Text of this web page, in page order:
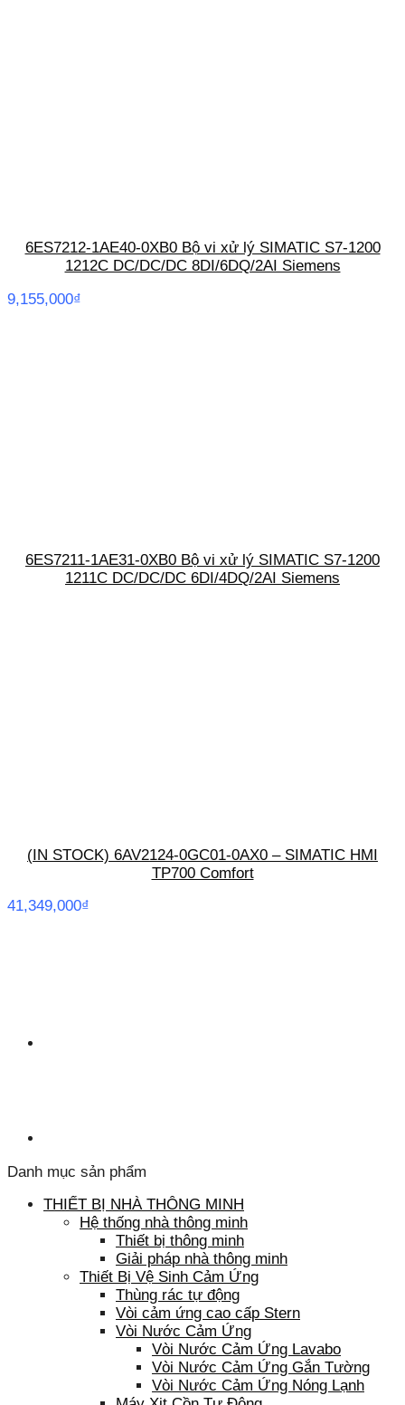
6ES7212-1AE40-0XB0 Bộ vi xử lý SIMATIC S7-1200
1212C DC/DC/DC 8DI/6DQ/2AI Siemens
9,155,000₫
6ES7211-1AE31-0XB0 Bộ vi xử lý SIMATIC S7-1200
1211C DC/DC/DC 6DI/4DQ/2AI Siemens
(IN STOCK) 6AV2124-0GC01-0AX0 – SIMATIC HMI
TP700 Comfort
41,349,000₫
Danh mục sản phẩm
THIẾT BỊ NHÀ THÔNG MINH
Hệ thống nhà thông minh
Thiết bị thông minh
Giải pháp nhà thông minh
Thiết Bị Vệ Sinh Cảm Ứng
Thùng rác tự động
Vòi cảm ứng cao cấp Stern
Vòi Nước Cảm Ứng
Vòi Nước Cảm Ứng Lavabo
Vòi Nước Cảm Ứng Gắn Tường
Vòi Nước Cảm Ứng Nóng Lạnh